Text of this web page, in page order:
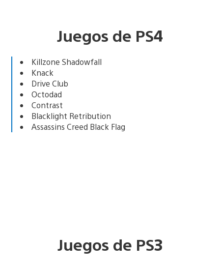
Juegos de PS4
Killzone Shadowfall
Knack
Drive Club
Octodad
Contrast
Blacklight Retribution
Assassins Creed Black Flag
Juegos de PS3